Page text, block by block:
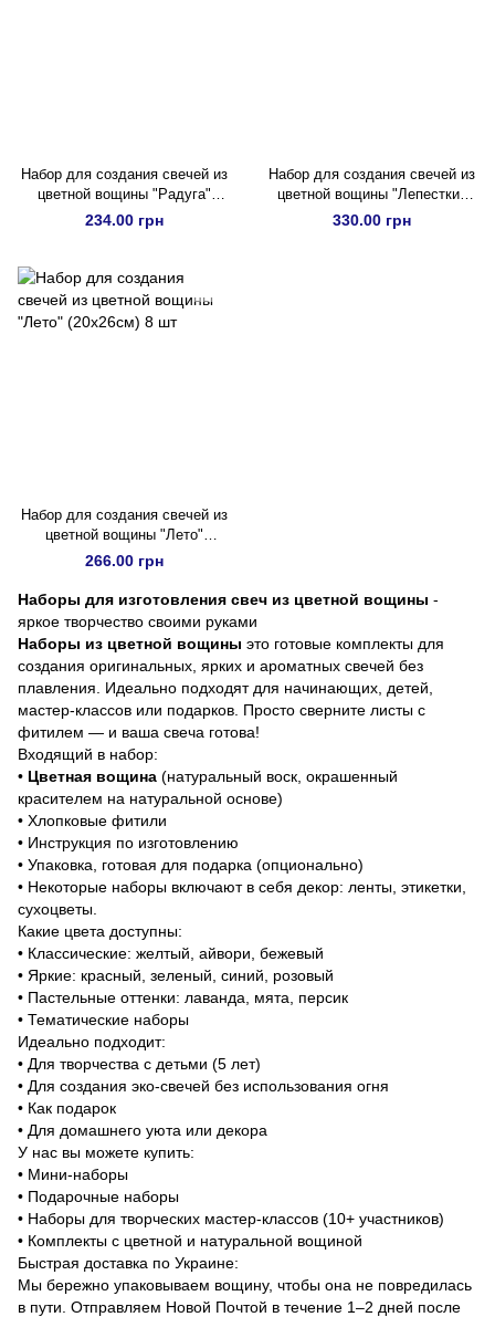
Набор для создания свечей из
цветной вощины "Радуга"
(20х26см) 7 шт
234.00 грн
Набор для создания свечей из
цветной вощины "Лепестки"
(20х26см) 10 шт
330.00 грн
Набор для создания свечей из
цветной вощины "Лето"
(20х26см) 8 шт
266.00 грн
Наборы для изготовления свеч из цветной вощины -
яркое творчество своими руками
Наборы из цветной вощины это готовые комплекты для
создания оригинальных, ярких и ароматных свечей без
плавления. Идеально подходят для начинающих, детей,
мастер-классов или подарков. Просто сверните листы с
фитилем — и ваша свеча готова!
Входящий в набор:
• Цветная вощина (натуральный воск, окрашенный
красителем на натуральной основе)
• Хлопковые фитили
• Инструкция по изготовлению
• Упаковка, готовая для подарка (опционально)
• Некоторые наборы включают в себя декор: ленты, этикетки,
сухоцветы.
Какие цвета доступны:
• Классические: желтый, айвори, бежевый
• Яркие: красный, зеленый, синий, розовый
• Пастельные оттенки: лаванда, мята, персик
• Тематические наборы
Идеально подходит:
• Для творчества с детьми (5 лет)
• Для создания эко-свечей без использования огня
• Как подарок
• Для домашнего уюта или декора
У нас вы можете купить:
• Мини-наборы
• Подарочные наборы
• Наборы для творческих мастер-классов (10+ участников)
• Комплекты с цветной и натуральной вощиной
Быстрая доставка по Украине:
Мы бережно упаковываем вощину, чтобы она не повредилась
в пути. Отправляем Новой Почтой в течение 1–2 дней после